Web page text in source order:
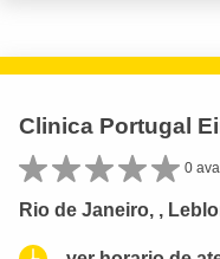
Clinica Portugal
0
Rio de Janeiro, ,